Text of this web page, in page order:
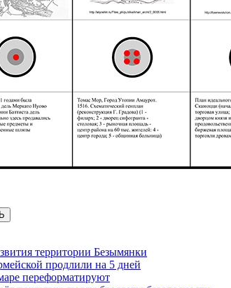
территории Безымянки
продлили на 5 дней
переформатируют